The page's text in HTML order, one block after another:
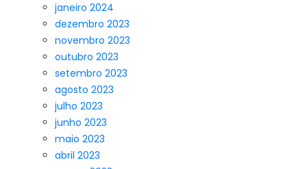
janeiro 2024
dezembro 2023
novembro 2023
outubro 2023
setembro 2023
agosto 2023
julho 2023
junho 2023
maio 2023
abril 2023